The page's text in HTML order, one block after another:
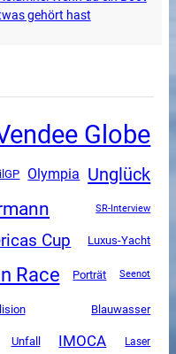
gehört hast
Globe
Olympia Unglück
SR-Interview
Cup Luxus-Yacht
Race Porträt Seenot
Blauwasser
Unfall IMOCA Laser